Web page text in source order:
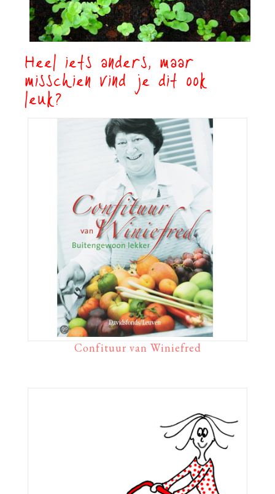
Heel iets anders, maar
misschien vind je dit ook
leuk?
Confituur van Winiefred